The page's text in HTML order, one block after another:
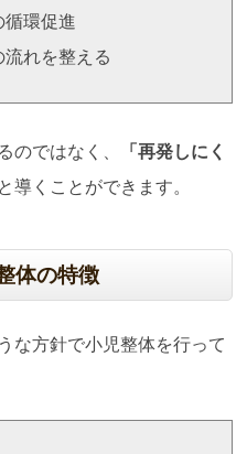
循環促進
れを整える
のではなく、
「再発しにく
導くことができます。
体の特徴
な方針で小児整体を行って